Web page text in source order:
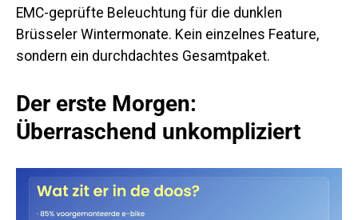
EMC-geprüfte Beleuchtung für die dunklen
Brüsseler Wintermonate. Kein einzelnes Feature,
sondern ein durchdachtes Gesamtpaket.
Der erste Morgen:
Überraschend unkompliziert